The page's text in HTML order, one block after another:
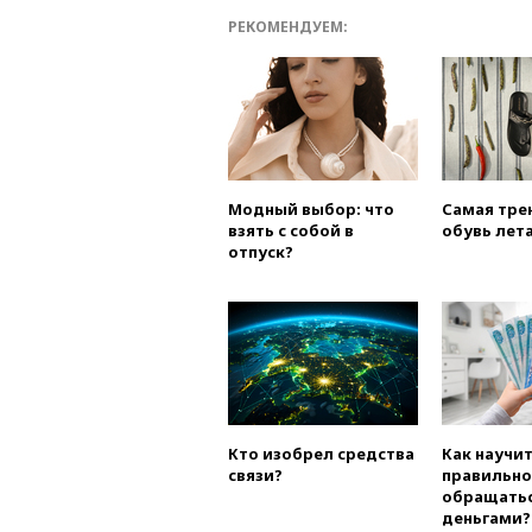
РЕКОМЕНДУЕМ:
Модный выбор: что
взять с собой в
отпуск?
Самая
обувь
Кто изобрел средства
связи?
Как
правильно
деньгами?